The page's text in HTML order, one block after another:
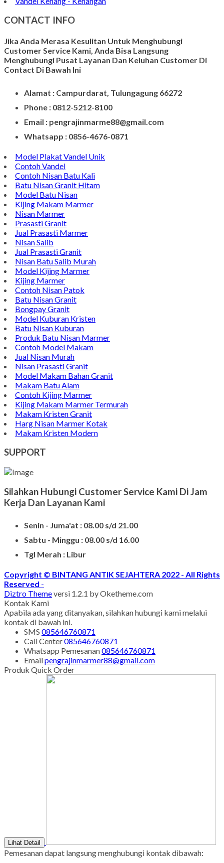
CONTACT INFO
Jika Anda Merasa Kesulitan Untuk Menghubungi
Customer Service Kami, Anda Bisa Langsung
Menghubungi Pusat Layanan Dan Keluhan Customer Di
Contact Di Bawah Ini
Alamat : Campurdarat, Tulungagung 66272
Phone : 0812-5212-8100
Email : pengrajinmarme88@gmail.com
Whatsapp : 0856-4676-0871
Model Plakat Vandel Unik
Contoh Vandel
Contoh Nisan Batu Kali
Batu Nisan Granit Hitam
Model Batu Nisan
Kijing Makam Marmer
Nisan Marmer
Prasasti Granit
Jual Prasasti Marmer
Nisan Salib
Jual Prasasti Granit
Nisan Batu Salib Murah
Model Kijing Marmer
Kijing Marmer
Contoh Nisan Patok
Batu Nisan Granit
Bongpay Granit
Model Kuburan Kristen
Batu Nisan Kuburan
Produk Batu Nisan Marmer
Contoh Model Makam
Jual Nisan Murah
Nisan Prasasti Granit
Model Makam Bahan Granit
Makam Batu Alam
Contoh Kijing Marmer
Kijing Makam Marmer Termurah
Makam Kristen Granit
Harg Nisan Marmer Kotak
Makam Kristen Modern
SUPPORT
Silahkan Hubungi Customer Service Kami Di Jam
Kerja Dan Layanan Kami
Senin - Juma'at : 08.00 s/d 21.00
Sabtu - Minggu : 08.00 s/d 16.00
Tgl Merah : Libur
Copyright © BINTANG ANTIK SEJAHTERA 2022 - All Rights
Reserved -
Diztro Themeversi 1.2.1 by Oketheme.com
Kontak Kami
Apabila ada yang ditanyakan, silahkan hubungi kami melalui
kontak di bawah ini.
SMS 085646760871
Call Center085646760871
Whatsapp Pemesanan085646760871
Emailpengrajinmarmer88@gmail.com
Produk Quick Order
Lihat Detail
Pemesanan dapat langsung menghubungi kontak dibawah: